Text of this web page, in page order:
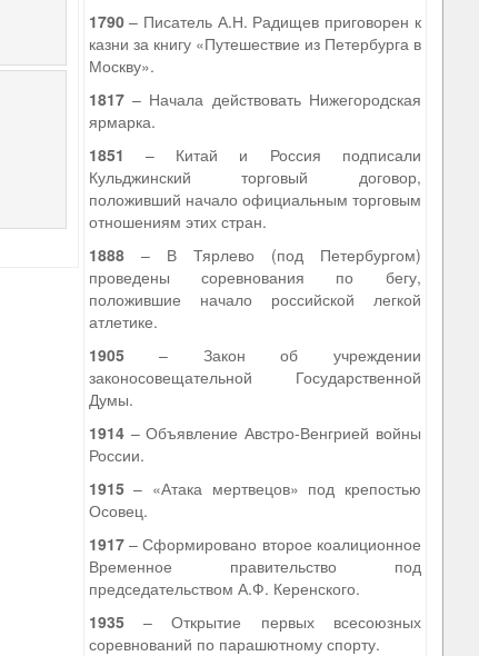
1790– Писатель А.Н. Радищев приговорен к
казни за книгу «Путешествие из Петербурга в
Москву».
1817– Начала действовать Нижегородская
ярмарка.
1851 – Китай и Россия подписали
Кульджинский торговый договор,
положивший начало официальным торговым
отношениям этих стран.
1888– В Тярлево (под Петербургом)
проведены соревнования по бегу,
положившие начало российской легкой
атлетике.
1905– Закон об учреждении
законосовещательной Государственной
Думы.
1914– Объявление Австро-Венгрией войны
России.
1915– «Атака мертвецов» под крепостью
Осовец.
1917– Сформировано второе коалиционное
Временное правительство под
председательством А.Ф. Керенского.
1935– Открытие первых всесоюзных
соревнований по парашютному спорту.